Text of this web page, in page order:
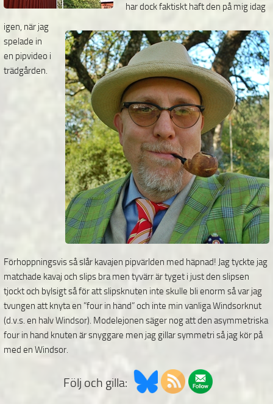
har dock faktiskt haft den på mig idag
igen, när jag
spelade in
en pipvideo i
trädgården.
Förhoppningsvis så slår kavajen pipvärlden med häpnad! Jag tyckte jag
matchade kavaj och slips bra men tyvärr är tyget i just den slipsen
tjockt och bylsigt så för att slipsknuten inte skulle bli enorm så var jag
tvungen att knyta en ”four in hand” och inte min vanliga Windsorknut
(d.v.s. en halv Windsor). Modelejonen säger nog att den asymmetriska
four in hand knuten är snyggare men jag gillar symmetri så jag kör på
med en Windsor.
Följ och gilla: